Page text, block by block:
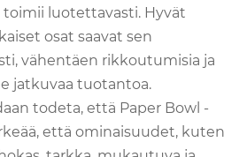
luotettavasti. Hyvät
osat saavat sen
vähentäen rikkoutumisia ja
jatkuvaa tuotantoa.
todeta, että Paper Bowl -
että ominaisuudet, kuten